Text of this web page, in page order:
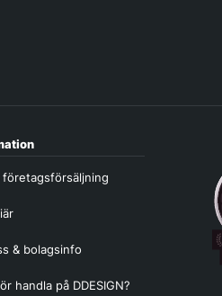
företagsförsäljning
& bolagsinfo
handla på DDESIGN?